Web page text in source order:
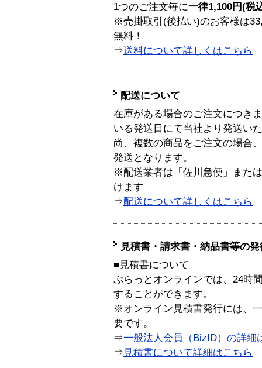
1つのご注文毎に一律1,100円(税
※売掛取引(後払い)のお客様は
無料！
⇒送料について詳しくはこちら
配送について
在庫がある場合のご注文につき
いる発送日にて当社より発送い
尚、複数の商品をご注文の場合
発送となります。
※配送業者は「佐川急便」また
けます
⇒配送について詳しくはこちら
見積書・請求書・納品書等の
■見積書について
ぷらっとオンラインでは、24時
することができます。
※オンライン見積書発行には、
要です。
⇒一般法人会員（BizID）の詳細
⇒ 見積書について詳細はこちら